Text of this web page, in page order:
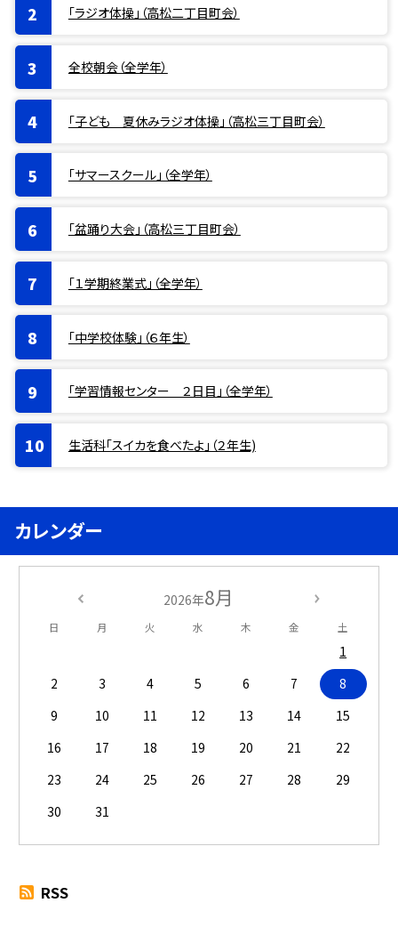
「ラジオ体操」（高松二丁目町会）
全校朝会（全学年）
「子ども 夏休みラジオ体操」（高松三丁目町会）
「サマースクール」（全学年）
「盆踊り大会」（高松三丁目町会）
「１学期終業式」（全学年）
「中学校体験」（６年生）
「学習情報センター ２日目」（全学年）
生活科「スイカを食べたよ」（２年生)
カレンダー
2026年8月
日 月 火 水 木 金 土
1
2
3 4 5 6 7
8
9
10 11 12 13 14
15
16
17 18 19 20 21
22
23
24 25 26 27 28
29
30
31
RSS